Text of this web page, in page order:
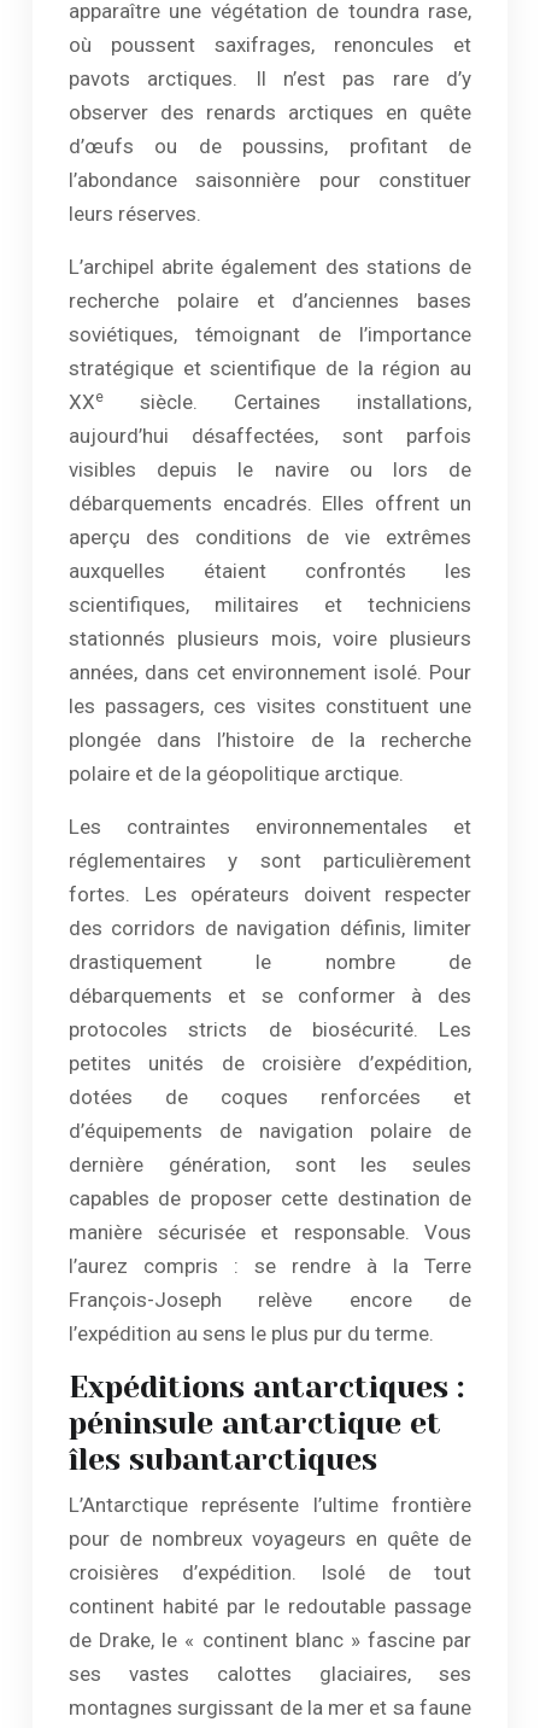
apparaître une végétation de toundra rase,
où poussent saxifrages, renoncules et
pavots arctiques. Il n’est pas rare d’y
observer des renards arctiques en quête
d’œufs ou de poussins, profitant de
l’abondance saisonnière pour constituer
leurs réserves.
L’archipel abrite également des stations de
recherche polaire et d’anciennes bases
soviétiques, témoignant de l’importance
stratégique et scientifique de la région au
XXe
siècle. Certaines installations,
aujourd’hui désaffectées, sont parfois
visibles depuis le navire ou lors de
débarquements encadrés. Elles offrent un
aperçu des conditions de vie extrêmes
auxquelles étaient confrontés les
scientifiques, militaires et techniciens
stationnés plusieurs mois, voire plusieurs
années, dans cet environnement isolé. Pour
les passagers, ces visites constituent une
plongée dans l’histoire de la recherche
polaire et de la géopolitique arctique.
Les contraintes environnementales et
réglementaires y sont particulièrement
fortes. Les opérateurs doivent respecter
des corridors de navigation définis, limiter
drastiquement le nombre de
débarquements et se conformer à des
protocoles stricts de biosécurité. Les
petites unités de croisière d’expédition,
dotées de coques renforcées et
d’équipements de navigation polaire de
dernière génération, sont les seules
capables de proposer cette destination de
manière sécurisée et responsable. Vous
l’aurez compris : se rendre à la Terre
François-Joseph relève encore de
l’expédition au sens le plus pur du terme.
Expéditions antarctiques :
péninsule antarctique et
îles subantarctiques
L’Antarctique représente l’ultime frontière
pour de nombreux voyageurs en quête de
croisières d’expédition. Isolé de tout
continent habité par le redoutable passage
de Drake, le « continent blanc » fascine par
ses vastes calottes glaciaires, ses
montagnes surgissant de la mer et sa faune